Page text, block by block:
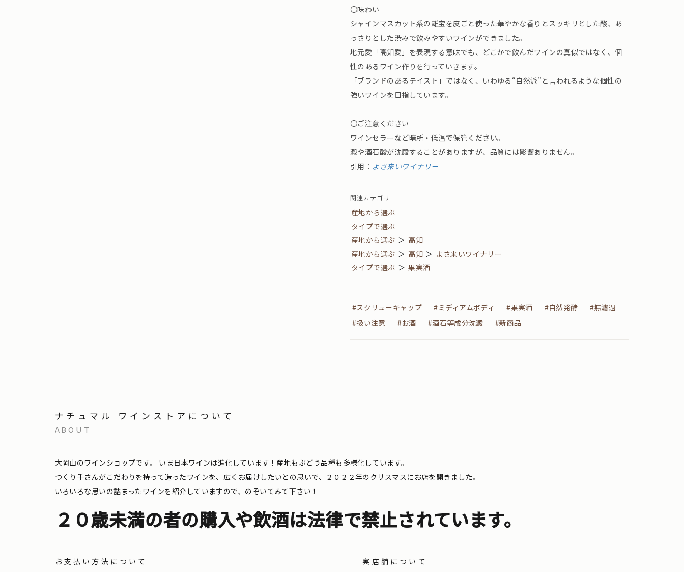
〇味わい
シャインマスカット系の雄宝を皮ごと使った華やかな香りとスッキリとした酸、あ
っさりとした渋みで飲みやすいワインができました。
地元愛「高知愛」を表現する意味でも、どこかで飲んだワインの真似ではなく、個
性のあるワイン作りを行っていきます。
「ブランドのあるテイスト」ではなく、いわゆる“自然派”と言われるような個性の
強いワインを目指しています。
〇ご注意ください
ワインセラーなど暗所・低温で保管ください。
澱や酒石酸が沈殿することがありますが、品質には影響ありません。
引用： よさ来いワイナリー
関連カテゴリ
産地から選ぶ
タイプで選ぶ
産地から選ぶ ＞ 高知
産地から選ぶ ＞ 高知 ＞ よさ来いワイナリー
タイプで選ぶ ＞ 果実酒
#スクリューキャップ #ミディアムボディ #果実酒 #自然発酵
#無濾過
#扱い注意
#お酒 #酒石等成分沈澱 #新商品
ナチュマル ワインストアについて
ABOUT
大岡山のワインショップです。
いま日本ワインは進化しています！産地もぶどう品種も多様化しています。
つくり手さんがこだわりを持って造ったワインを、広くお届けしたいとの思いで、２０２２年のクリスマスにお店を開きました。
いろいろな思いの詰まったワインを紹介していますので、のぞいてみて下さい！
２０歳未満の者の購入や飲酒は法律で禁止されています。
お支払い方法について
実店舗について